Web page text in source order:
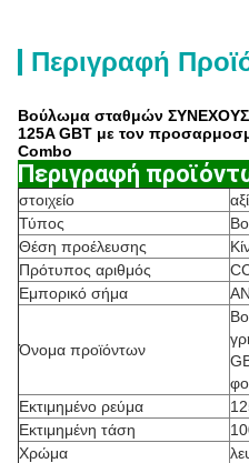
Περιγραφή
Βούλωμα σταθμών ΣΥΝΕΧΟΥΣ
125A GBT με τον
Combo
Περιγραφή
στοιχείο
Τύπος
Θέση προέλευσης
Πρότυπος αριθμός
Εμπορικό σήμα
Όνομα προϊόντων
Εκτιμημένο ρεύμα
Εκτιμημένη τάση
Χρώμα